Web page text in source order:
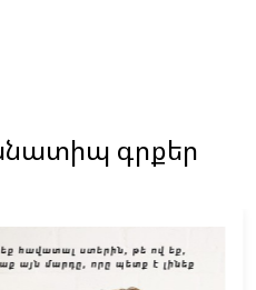
գրքեր